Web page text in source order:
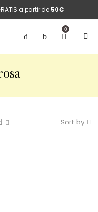
a partir de 50€
0
Sort by